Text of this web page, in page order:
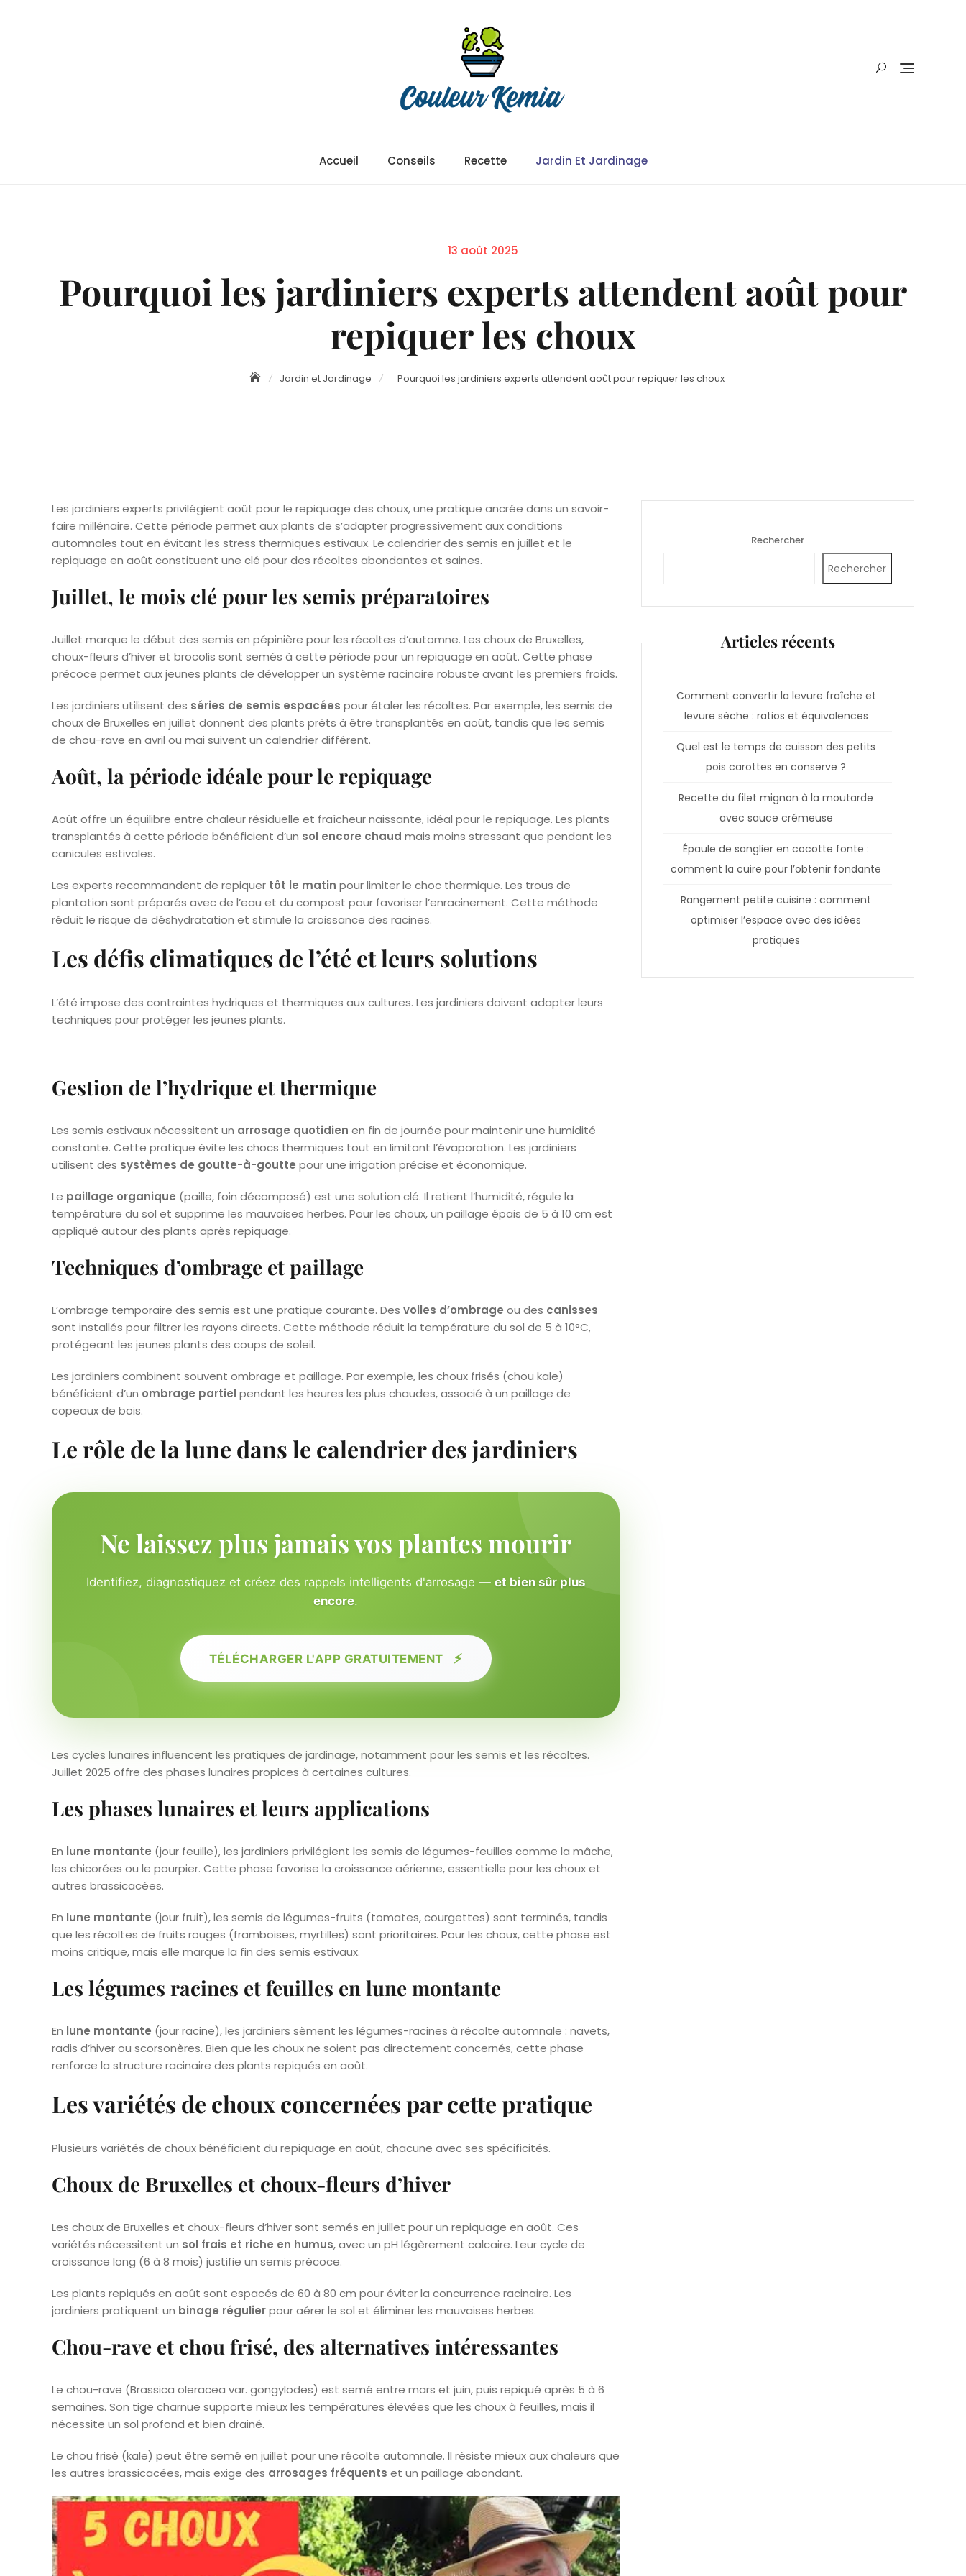
Accueil Conseils Recette Jardin Et Jardinage
Posted
13 août 2025
Pourquoi les jardiniers experts attendent août pour
repiquer les choux
Jardin et Jardinage Pourquoi les jardiniers experts attendent août pour repiquer les choux
Les jardiniers experts privilégient août pour le repiquage des choux, une pratique ancrée dans un savoir-
faire millénaire. Cette période permet aux plants de s’adapter progressivement aux conditions
automnales tout en évitant les stress thermiques estivaux. Le calendrier des semis en juillet et le
repiquage en août constituent une clé pour des récoltes abondantes et saines.
Juillet, le mois clé pour les semis préparatoires
Juillet marque le début des semis en pépinière pour les récoltes d’automne. Les choux de Bruxelles,
choux-fleurs d’hiver et brocolis sont semés à cette période pour un repiquage en août. Cette phase
précoce permet aux jeunes plants de développer un système racinaire robuste avant les premiers froids.
Les jardiniers utilisent des séries de semis espacées pour étaler les récoltes. Par exemple, les semis de
choux de Bruxelles en juillet donnent des plants prêts à être transplantés en août, tandis que les semis
de chou-rave en avril ou mai suivent un calendrier différent.
Août, la période idéale pour le repiquage
Août offre un équilibre entre chaleur résiduelle et fraîcheur naissante, idéal pour le repiquage. Les plants
transplantés à cette période bénéficient d’un sol encore chaud mais moins stressant que pendant les
canicules estivales.
Les experts recommandent de repiquer tôt le matin pour limiter le choc thermique. Les trous de
plantation sont préparés avec de l’eau et du compost pour favoriser l’enracinement. Cette méthode
réduit le risque de déshydratation et stimule la croissance des racines.
Les défis climatiques de l’été et leurs solutions
L’été impose des contraintes hydriques et thermiques aux cultures. Les jardiniers doivent adapter leurs
techniques pour protéger les jeunes plants.
Gestion de l’hydrique et thermique
Les semis estivaux nécessitent un arrosage quotidien en fin de journée pour maintenir une humidité
constante. Cette pratique évite les chocs thermiques tout en limitant l’évaporation. Les jardiniers
utilisent des systèmes de goutte-à-goutte pour une irrigation précise et économique.
Le paillage organique (paille, foin décomposé) est une solution clé. Il retient l’humidité, régule la
température du sol et supprime les mauvaises herbes. Pour les choux, un paillage épais de 5 à 10 cm est
appliqué autour des plants après repiquage.
Techniques d’ombrage et paillage
L’ombrage temporaire des semis est une pratique courante. Des voiles d’ombrage ou des canisses
sont installés pour filtrer les rayons directs. Cette méthode réduit la température du sol de 5 à 10°C,
protégeant les jeunes plants des coups de soleil.
Les jardiniers combinent souvent ombrage et paillage. Par exemple, les choux frisés (chou kale)
bénéficient d’un ombrage partiel pendant les heures les plus chaudes, associé à un paillage de
copeaux de bois.
Le rôle de la lune dans le calendrier des jardiniers
Ne laissez plus jamais vos plantes mourir
Identifiez, diagnostiquez et créez des rappels intelligents d'arrosage — et bien sûr plus
encore.
TÉLÉCHARGER L'APP GRATUITEMENT ⚡
Les cycles lunaires influencent les pratiques de jardinage, notamment pour les semis et les récoltes.
Juillet 2025 offre des phases lunaires propices à certaines cultures.
Les phases lunaires et leurs applications
En lune montante (jour feuille), les jardiniers privilégient les semis de légumes-feuilles comme la mâche,
les chicorées ou le pourpier. Cette phase favorise la croissance aérienne, essentielle pour les choux et
autres brassicacées.
En lune montante (jour fruit), les semis de légumes-fruits (tomates, courgettes) sont terminés, tandis
que les récoltes de fruits rouges (framboises, myrtilles) sont prioritaires. Pour les choux, cette phase est
moins critique, mais elle marque la fin des semis estivaux.
Les légumes racines et feuilles en lune montante
En lune montante (jour racine), les jardiniers sèment les légumes-racines à récolte automnale : navets,
radis d’hiver ou scorsonères. Bien que les choux ne soient pas directement concernés, cette phase
renforce la structure racinaire des plants repiqués en août.
Les variétés de choux concernées par cette pratique
Plusieurs variétés de choux bénéficient du repiquage en août, chacune avec ses spécificités.
Choux de Bruxelles et choux-fleurs d’hiver
Les choux de Bruxelles et choux-fleurs d’hiver sont semés en juillet pour un repiquage en août. Ces
variétés nécessitent un sol frais et riche en humus, avec un pH légèrement calcaire. Leur cycle de
croissance long (6 à 8 mois) justifie un semis précoce.
Les plants repiqués en août sont espacés de 60 à 80 cm pour éviter la concurrence racinaire. Les
jardiniers pratiquent un binage régulierpour aérer le sol et éliminer les mauvaises herbes.
Chou-rave et chou frisé, des alternatives intéressantes
Le chou-rave (Brassica oleracea var. gongylodes) est semé entre mars et juin, puis repiqué après 5 à 6
semaines. Son tige charnue supporte mieux les températures élevées que les choux à feuilles, mais il
nécessite un sol profond et bien drainé.
Le chou frisé (kale) peut être semé en juillet pour une récolte automnale. Il résiste mieux aux chaleurs que
les autres brassicacées, mais exige des arrosages fréquents et un paillage abondant.
Rechercher
Rechercher
Articles récents
Comment convertir la levure fraîche et
levure sèche : ratios et équivalences
Quel est le temps de cuisson des petits
pois carottes en conserve ?
Recette du filet mignon à la moutarde
avec sauce crémeuse
Épaule de sanglier en cocotte fonte :
comment la cuire pour l’obtenir fondante
Rangement petite cuisine : comment
optimiser l’espace avec des idées
pratiques